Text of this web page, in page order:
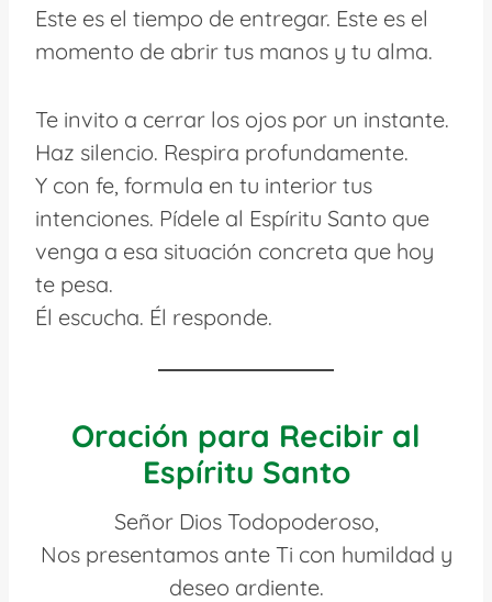
Este es el tiempo de entregar. Este es el
momento de abrir tus manos y tu alma.
Te invito a cerrar los ojos por un instante.
Haz silencio. Respira profundamente.
Y con fe, formula en tu interior tus
intenciones. Pídele al Espíritu Santo que
venga a esa situación concreta que hoy
te pesa.
Él escucha. Él responde.
Oración para Recibir al
Espíritu Santo
Señor Dios Todopoderoso,
Nos presentamos ante Ti con humildad y
deseo ardiente.